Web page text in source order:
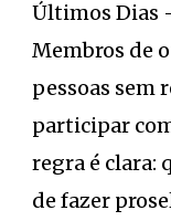
Últimos Dias
Membros de
pessoas sem
participar
regra é clara:
de fazer